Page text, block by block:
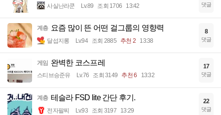
사실난라쿤 Lv.89 조회 1706 13:42 댓글
계층 요즘 많이 뜬 어떤 걸그룹의 영향력
달섭지롱 Lv.94 조회 2885 추천 2 13:38
8
댓글
게임 완벽한 코스프레
스티브승준유 Lv.76 조회 3149 추천 6 13:32
17
댓글
계층 테슬라 FSD lite 간단 후기.
전자팔찌 Lv.93 조회 3197 13:29
22
댓글